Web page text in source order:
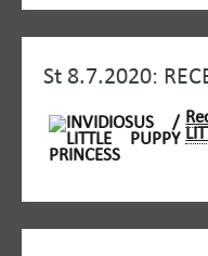
St 8.7.2020: